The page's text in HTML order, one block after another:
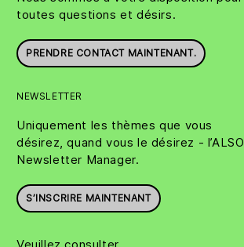
toutes questions et désirs.
PRENDRE CONTACT MAINTENANT.
NEWSLETTER
Uniquement les thèmes que vous
désirez, quand vous le désirez - l’ALSO
Newsletter Manager.
S’INSCRIRE MAINTENANT
Veuillez consulter